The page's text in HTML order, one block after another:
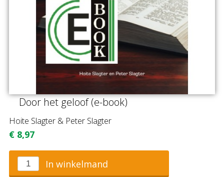
Door het geloof (e-book)
Hoite Slagter & Peter Slagter
€ 8,97
In winkelmand